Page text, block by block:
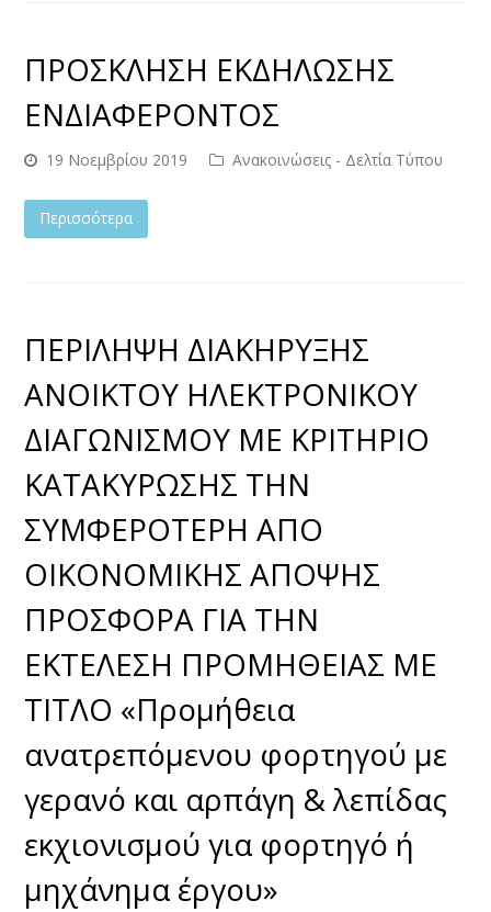
ΠΡΟΣΚΛΗΣΗ ΕΚΔΗΛΩΣΗΣ
ΕΝΔΙΑΦΕΡΟΝΤΟΣ
19 Νοεμβρίου 2019 Ανακοινώσεις - Δελτία Τύπου
Περισσότερα
ΠΕΡΙΛΗΨΗ ΔΙΑΚΗΡΥΞΗΣ
ΑΝΟΙΚΤΟΥ ΗΛΕΚΤΡΟΝΙΚΟΥ
ΔΙΑΓΩΝΙΣΜΟΥ ΜΕ ΚΡΙΤΗΡΙΟ
ΚΑΤΑΚΥΡΩΣΗΣ ΤΗΝ
ΣΥΜΦΕΡΟΤΕΡΗ ΑΠΟ
ΟΙΚΟΝΟΜΙΚΗΣ ΑΠΟΨΗΣ
ΠΡΟΣΦΟΡΑ ΓΙΑ ΤΗΝ
ΕΚΤΕΛΕΣΗ ΠΡΟΜΗΘΕΙΑΣ ΜΕ
ΤΙΤΛΟ «Προμήθεια
ανατρεπόμενου φορτηγού με
γερανό και αρπάγη & λεπίδας
εκχιονισμού για φορτηγό ή
μηχάνημα έργου»